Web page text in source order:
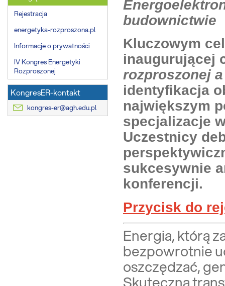
menu
Rejestracja
energetyka-rozproszona.pl
Informacje o prywatności
IV Kongres Energetyki
Rozproszonej
KongresER-kontakt
kongres-er@agh.edu.pl
budownictwie
Kluczowym
inaugurującej
rozproszonej
identyfikacja
największym
specjalizacje
Uczestnicy
sukcesywnie
konferencji.
Przycisk do
Energia, którą
bezpowrotnie
oszczędzać,